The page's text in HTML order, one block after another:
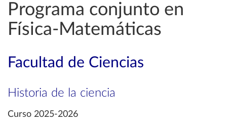
Programa conjunto en
Física-Matemáticas
Facultad de Ciencias
Historia de la ciencia
Curso 2025-2026